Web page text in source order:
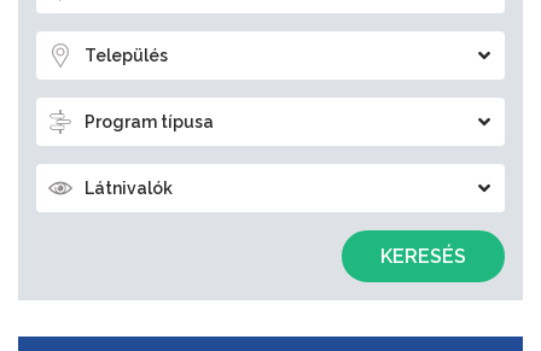
Település
Program típusa
Látnivalók
KERESÉS